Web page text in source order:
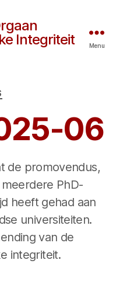
Integriteit
Menu
06
de promovendus,
PhD-
heeft gehad aan
universiteiten.
van de
integriteit.